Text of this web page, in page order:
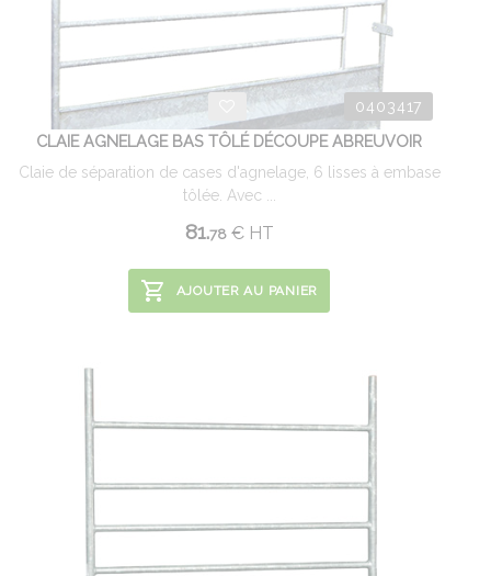
0403417
CLAIE AGNELAGE BAS TÔLÉ DÉCOUPE ABREUVOIR
Claie de séparation de cases d'agnelage, 6 lisses à embase
tôlée. Avec ...
81.78 €HT
AJOUTER AU PANIER